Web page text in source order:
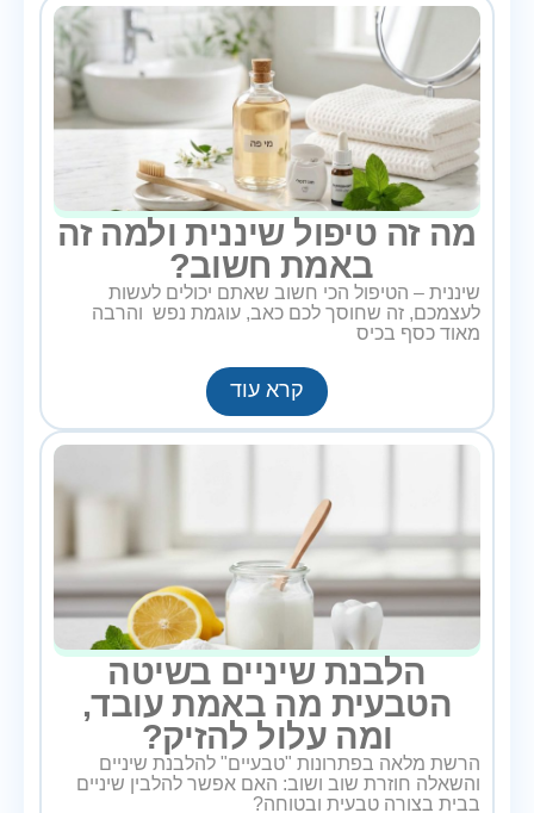
מה זה טיפול שיננית ולמה זה
באמת חשוב?
שיננית – הטיפול הכי חשוב שאתם יכולים לעשות
לעצמכם, זה שחוסך לכם כאב, עוגמת נפש והרבה
מאוד כסף בכיס
קרא עוד
הלבנת שיניים בשיטה
הטבעית מה באמת עובד,
ומה עלול להזיק?
הרשת מלאה בפתרונות "טבעיים" להלבנת שיניים
והשאלה חוזרת שוב ושוב: האם אפשר להלבין שיניים
בבית בצורה טבעית ובטוחה?